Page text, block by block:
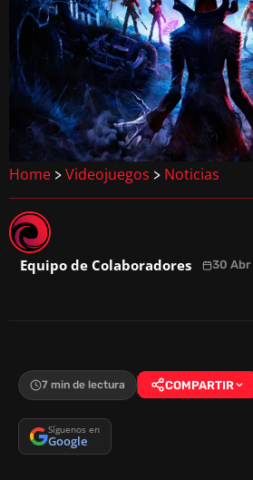
Home > Videojuegos > Noticias
Equipo de Colaboradores 30 Abr
7 min de lectura COMPARTIR
Síguenos en
Google